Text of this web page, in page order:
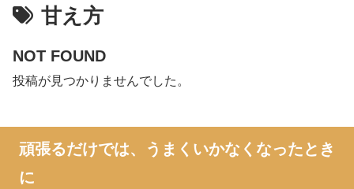
甘え方
NOT FOUND
投稿が見つかりませんでした。
頑張るだけでは、うまくいかなくなったとき
に